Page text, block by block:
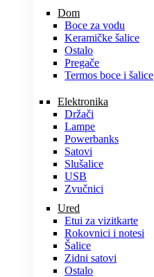
Dom
Boce za vodu
Keramičke šalice
Ostalo
Pregače
Termos boce i šalice
Elektronika
Držači
Lampe
Powerbanks
Satovi
Slušalice
USB
Zvučnici
Ured
Etui za vizitkarte
Rokovnici i notesi
Šalice
Zidni satovi
Ostalo